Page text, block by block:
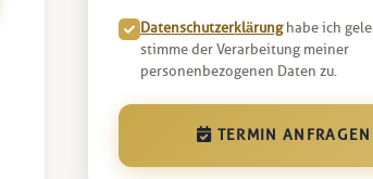
Datenschutzerklärunghabe ich
stimme der Verarbeitung meiner
personenbezogenen Daten zu.
TERMIN ANFRAGEN